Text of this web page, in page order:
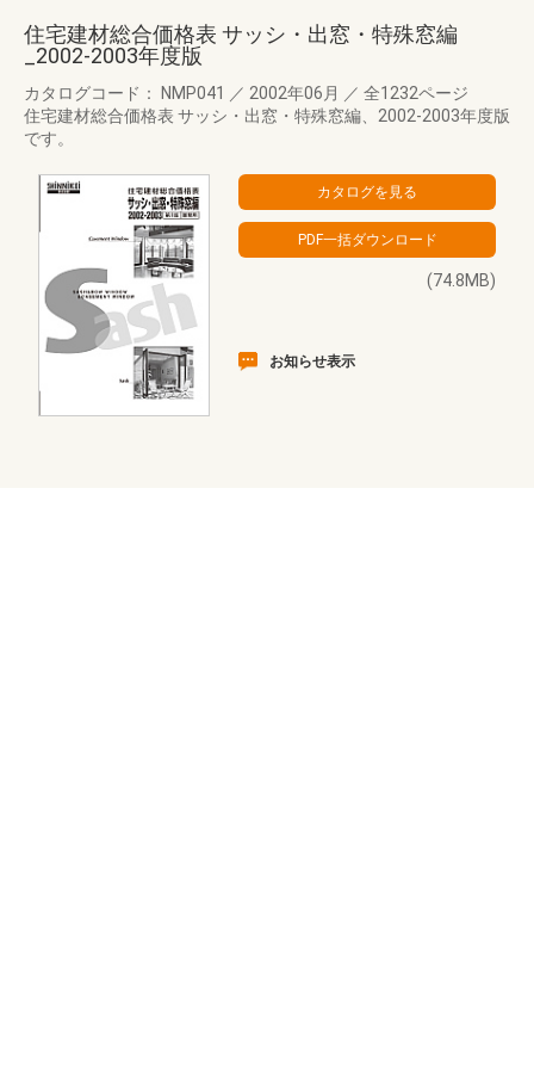
住宅建材総合価格表 サッシ・出窓・特殊窓編
_2002-2003年度版
カタログコード： NMP041 ／ 2002年06月 ／ 全1232ページ
住宅建材総合価格表 サッシ・出窓・特殊窓編、2002-2003年度版
です。
(74.8MB)
お知らせ表示